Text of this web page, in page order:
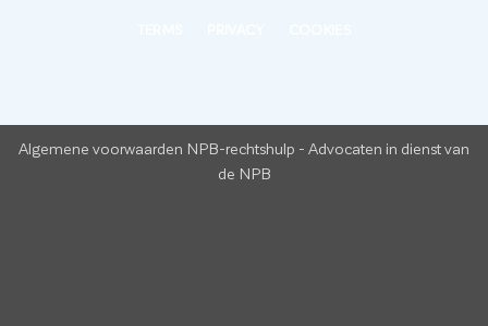
Algemene voorwaarden NPB-rechtshulp - Advocaten in dienst van
de NPB